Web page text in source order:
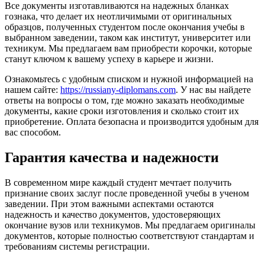
Все документы изготавливаются на надежных бланках
гознака, что делает их неотличимыми от оригинальных
образцов, полученных студентом после окончания учебы в
выбранном заведении, таком как институт, университет или
техникум. Мы предлагаем вам приобрести корочки, которые
станут ключом к вашему успеху в карьере и жизни.
Ознакомьтесь с удобным списком и нужной информацией на
нашем сайте: https://russiany-diplomans.com. У нас вы найдете
ответы на вопросы о том, где можно заказать необходимые
документы, какие сроки изготовления и сколько стоит их
приобретение. Оплата безопасна и производится удобным для
вас способом.
Гарантия качества и надежности
В современном мире каждый студент мечтает получить
признание своих заслуг после проведенной учебы в ученом
заведении. При этом важными аспектами остаются
надежность и качество документов, удостоверяющих
окончание вузов или техникумов. Мы предлагаем оригиналы
документов, которые полностью соответствуют стандартам и
требованиям системы регистрации.